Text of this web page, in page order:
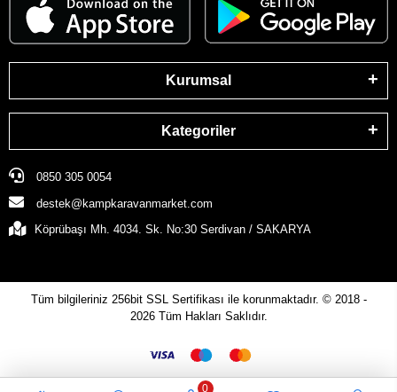
Kurumsal
Kategoriler
0850 305 0054
destek@kampkaravanmarket.com
Köprübaşı Mh. 4034. Sk. No:30 Serdivan / SAKARYA
Tüm bilgileriniz 256bit SSL Sertifikası ile korunmaktadır. © 2018 -
2026 Tüm Hakları Saklıdır.
0